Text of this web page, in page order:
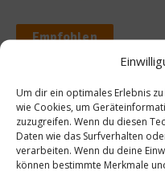
Um dir ein optimales Erlebnis
wie Cookies, um
zuzugreifen. Wenn du diesen
Daten wie das Surfverhalten
verarbeiten. Wenn du deine
können bestimmte Merkmale
Empfohlen
– 105